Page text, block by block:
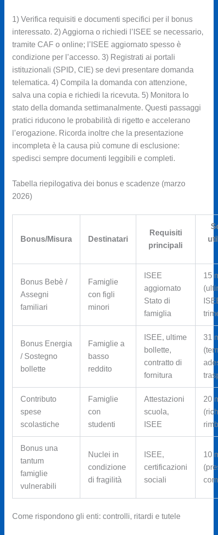
1) Verifica requisiti e documenti specifici per il bonus
interessato. 2) Aggiorna o richiedi l’ISEE se necessario,
tramite CAF o online; l’ISEE aggiornato spesso è
condizione per l’accesso. 3) Registrati ai portali
istituzionali (SPID, CIE) se devi presentare domanda
telematica. 4) Compila la domanda con attenzione,
salva una copia e richiedi la ricevuta. 5) Monitora lo
stato della domanda settimanalmente. Questi passaggi
pratici riducono le probabilità di rigetto e accelerano
l’erogazione. Ricorda inoltre che la presentazione
incompleta è la causa più comune di esclusione:
spedisci sempre documenti leggibili e completi.
Tabella riepilogativa dei bonus e scadenze (marzo
2026)
Bonus/Misura Destinatari
Requisiti
principali
Bonus Bebè /
Assegni
familiari
Famiglie
con figli
minori
ISEE
aggiornato
Stato di
famiglia
15
Bonus Energia
/ Sostegno
bollette
Famiglie a
basso
reddito
ISEE, ultime
bollette,
contratto di
fornitura
31
Contributo
spese
scolastiche
Famiglie
con
studenti
Attestazioni
scuola,
ISEE
20
Bonus una
tantum
famiglie
vulnerabili
Nuclei in
condizione
di fragilità
ISEE,
certificazioni
sociali
10
Come rispondono gli enti: controlli, ritardi e tutele